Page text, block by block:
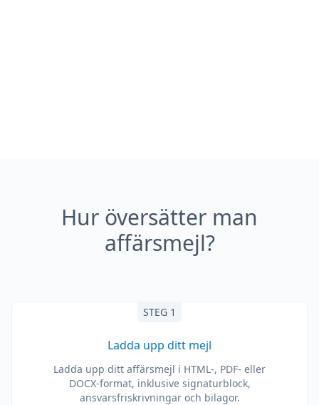
Hur översätter man
affärsmejl?
STEG 1
Ladda upp ditt mejl
Ladda upp ditt affärsmejl i HTML-, PDF- eller
DOCX-format, inklusive signaturblock,
ansvarsfriskrivningar och bilagor.